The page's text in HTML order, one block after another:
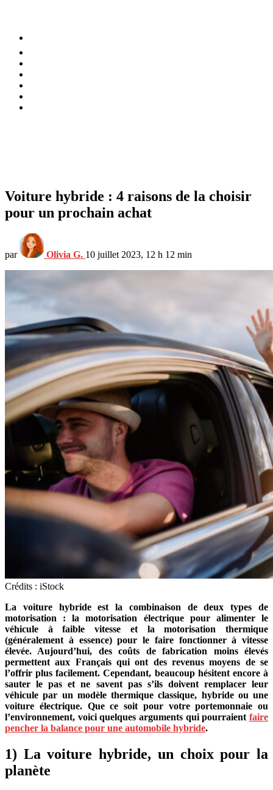
Voiture hybride : 4 raisons de la choisir
pour un prochain achat
par Olivia G. 10 juillet 2023, 12 h 12 min
Crédits : iStock
La voiture hybride est la combinaison de deux types de
motorisation : la motorisation électrique pour alimenter le
véhicule à faible vitesse et la motorisation thermique
(généralement à essence) pour le faire fonctionner à vitesse
élevée. Aujourd’hui, des coûts de fabrication moins élevés
permettent aux Français qui ont des revenus moyens de se
l’offrir plus facilement. Cependant, beaucoup hésitent encore à
sauter le pas et ne savent pas s’ils doivent remplacer leur
véhicule par un modèle thermique classique, hybride ou une
voiture électrique. Que ce soit pour votre portemonnaie ou
l’environnement, voici quelques arguments qui pourraient faire
pencher la balance pour une automobile hybride.
1) La voiture hybride, un choix pour la
planète